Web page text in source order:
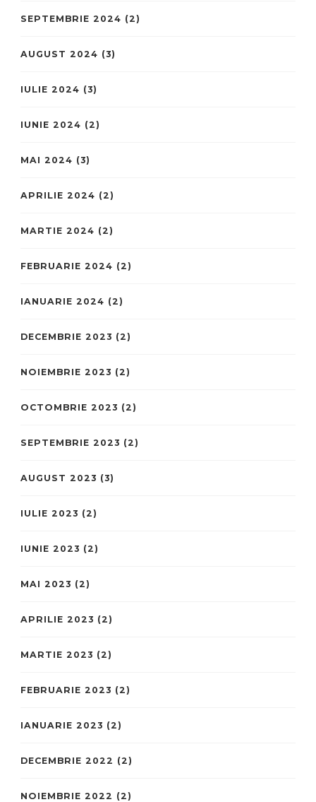
SEPTEMBRIE 2024 (2)
AUGUST 2024 (3)
IULIE 2024 (3)
IUNIE 2024 (2)
MAI 2024 (3)
APRILIE 2024 (2)
MARTIE 2024 (2)
FEBRUARIE 2024 (2)
IANUARIE 2024 (2)
DECEMBRIE 2023 (2)
NOIEMBRIE 2023 (2)
OCTOMBRIE 2023 (2)
SEPTEMBRIE 2023 (2)
AUGUST 2023 (3)
IULIE 2023 (2)
IUNIE 2023 (2)
MAI 2023 (2)
APRILIE 2023 (2)
MARTIE 2023 (2)
FEBRUARIE 2023 (2)
IANUARIE 2023 (2)
DECEMBRIE 2022 (2)
NOIEMBRIE 2022 (2)